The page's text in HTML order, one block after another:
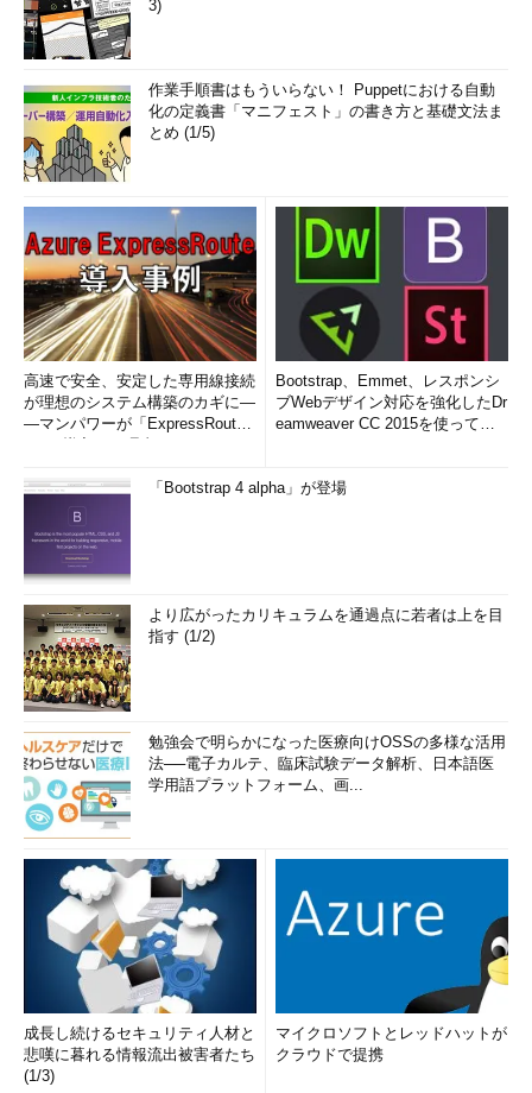
3)
作業手順書はもういらない！ Puppetにおける自動
化の定義書「マニフェスト」の書き方と基礎文法ま
とめ (1/5)
高速で安全、安定した専用線接続
が理想のシステム構築のカギに―
―マンパワーが「ExpressRout
Bootstrap、Emmet、レスポンシ
ブWebデザイン対応を強化したDr
eamweaver CC 2015を使って
「Bootstrap 4 alpha」が登場
より広がったカリキュラムを通過点に若者は上を目
指す (1/2)
勉強会で明らかになった医療向けOSSの多様な活用
法──電子カルテ、臨床試験データ解析、日本語医
学用語プラットフォーム、画...
成長し続けるセキュリティ人材と
悲嘆に暮れる情報流出被害者たち
(1/3)
マイクロソフトとレッドハットが
クラウドで提携